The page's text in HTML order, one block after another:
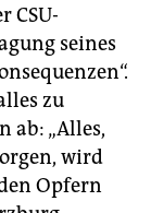
CSU-
seines
zu
ab: „Alles,
wird
Opfern